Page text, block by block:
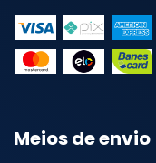
Meios de envio